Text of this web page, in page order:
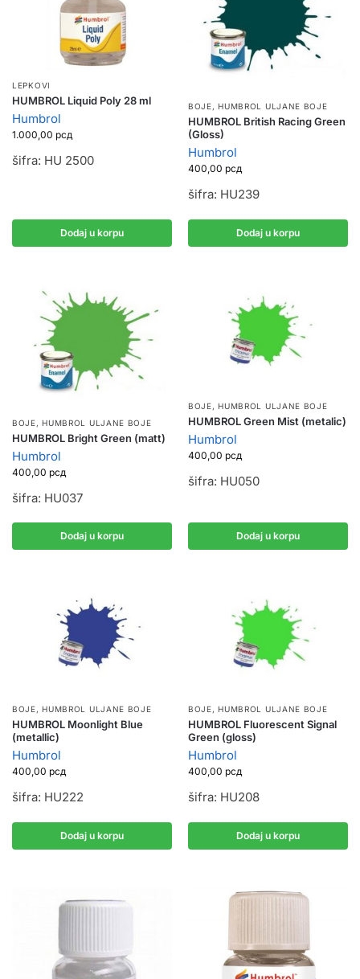
LEPKOVI
HUMBROL Liquid Poly 28 ml
Humbrol
1.000,00 рсд
šifra: HU 2500
Dodaj u korpu
BOJE, HUMBROL ULJANE BOJE
HUMBROL British Racing Green
(Gloss)
Humbrol
400,00 рсд
šifra: HU239
Dodaj u korpu
BOJE,HUMBROL ULJANE BOJE
HUMBROL Bright Green (matt)
Humbrol
400,00 рсд
šifra: HU037
Dodaj u korpu
BOJE,HUMBROL ULJANE BOJE
HUMBROL Green Mist (metalic)
Humbrol
400,00 рсд
šifra: HU050
Dodaj u korpu
BOJE, HUMBROL ULJANE BOJE
HUMBROL Moonlight Blue
(metallic)
Humbrol
400,00 рсд
šifra: HU222
Dodaj u korpu
BOJE, HUMBROL ULJANE BOJE
HUMBROL Fluorescent Signal
Green (gloss)
Humbrol
400,00 рсд
šifra: HU208
Dodaj u korpu